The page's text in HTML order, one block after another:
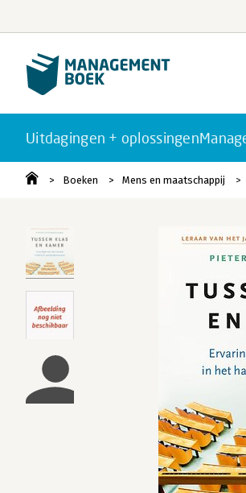
Uitdagingen + oplossingen
Boeken Mens en maatschappij